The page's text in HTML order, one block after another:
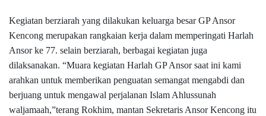
Kegiatan berziarah yang dilakukan keluarga besar GP Ansor
Kencong merupakan rangkaian kerja dalam memperingati Harlah
Ansor ke 77. selain berziarah, berbagai kegiatan juga
dilaksanakan. “Muara kegiatan Harlah GP Ansor saat ini kami
arahkan untuk memberikan penguatan semangat mengabdi dan
berjuang untuk mengawal perjalanan Islam Ahlussunah
waljamaah,”terang Rokhim, mantan Sekretaris Ansor Kencong itu